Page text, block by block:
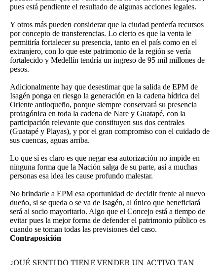
pues está pendiente el resultado de algunas acciones legales.
Y otros más pueden considerar que la ciudad perdería recursos
por concepto de transferencias. Lo cierto es que la venta le
permitiría fortalecer su presencia, tanto en el país como en el
extranjero, con lo que este patrimonio de la región se vería
fortalecido y Medellín tendría un ingreso de 95 mil millones de
pesos.
Adicionalmente hay que desestimar que la salida de EPM de
Isagén ponga en riesgo la generación en la cadena hídrica del
Oriente antioqueño, porque siempre conservará su presencia
protagónica en toda la cadena de Nare y Guatapé, con la
participación relevante que constituyen sus dos centrales
(Guatapé y Playas), y por el gran compromiso con el cuidado de
sus cuencas, aguas arriba.
Lo que sí es claro es que negar esa autorización no impide en
ninguna forma que la Nación salga de su parte, así a muchas
personas esa idea les cause profundo malestar.
No brindarle a EPM esa oportunidad de decidir frente al nuevo
dueño, si se queda o se va de Isagén, al único que beneficiará
será al socio mayoritario. Algo que el Concejo está a tiempo de
evitar pues la mejor forma de defender el patrimonio público es
cuando se toman todas las previsiones del caso.
Contraposición
¿QUÉ SENTIDO TIENE VENDER UN ACTIVO TAN